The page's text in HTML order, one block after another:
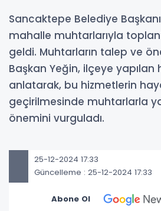
Sancaktepe Belediye
mahalle muhtarlarıyla
geldi. Muhtarların talep ve
Başkan Yeğin, ilçeye yapılan
anlatarak, bu hizmetlerin
geçirilmesinde muhtarlarla
önemini vurguladı.
25-12-2024 17:33
Güncelleme : 25-12-2024 17:33
Abone Ol